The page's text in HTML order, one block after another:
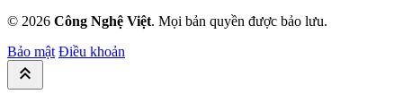
© 2026 Công Nghệ Việt. Mọi bản quyền được bảo lưu.
Bảo mật Điều khoản
keyboard_double_arrow_up